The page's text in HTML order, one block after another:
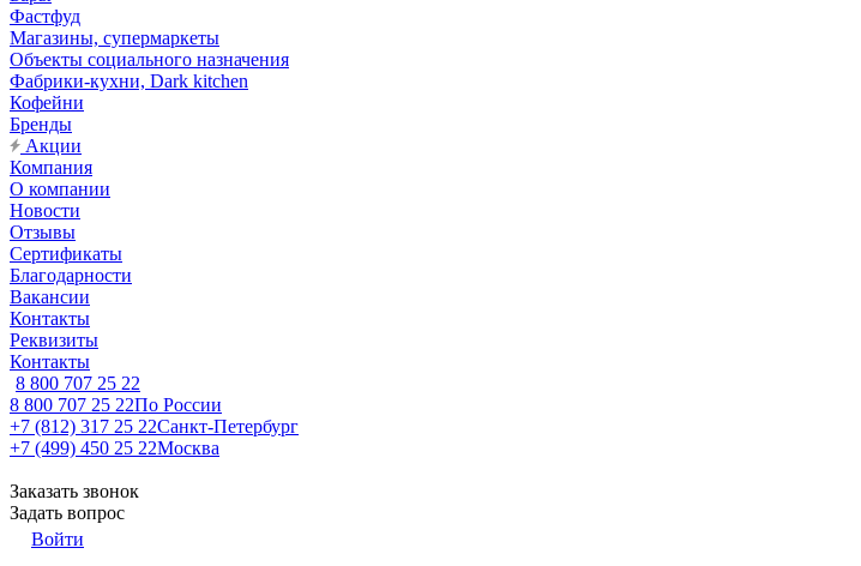
Фастфуд
Магазины, супермаркеты
Объекты социального назначения
Фабрики-кухни, Dark kitchen
Кофейни
Бренды
Акции
Компания
О компании
Новости
Отзывы
Сертификаты
Благодарности
Вакансии
Контакты
Реквизиты
Контакты
8 800 707 25 22
8 800 707 25 22По России
+7 (812) 317 25 22Санкт-Петербург
+7 (499) 450 25 22Москва
Заказать звонок
Задать вопрос
Войти